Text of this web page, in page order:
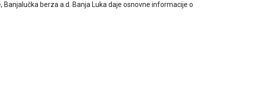
Banjalučka berza a.d. Banja Luka daje osnovne informacije o